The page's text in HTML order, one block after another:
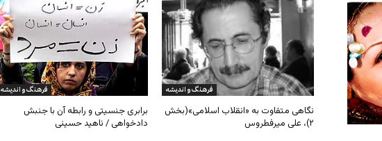
فرهنگ و اندیشه
برابری جنسیتی و رابطه آن با جنبش
دادخواهی / ناهید حسینی
فرهنگ و اندیشه
نگاهی متفاوت به «انقلاب اسلامی»(بخش
۲)، علی میرفطروس